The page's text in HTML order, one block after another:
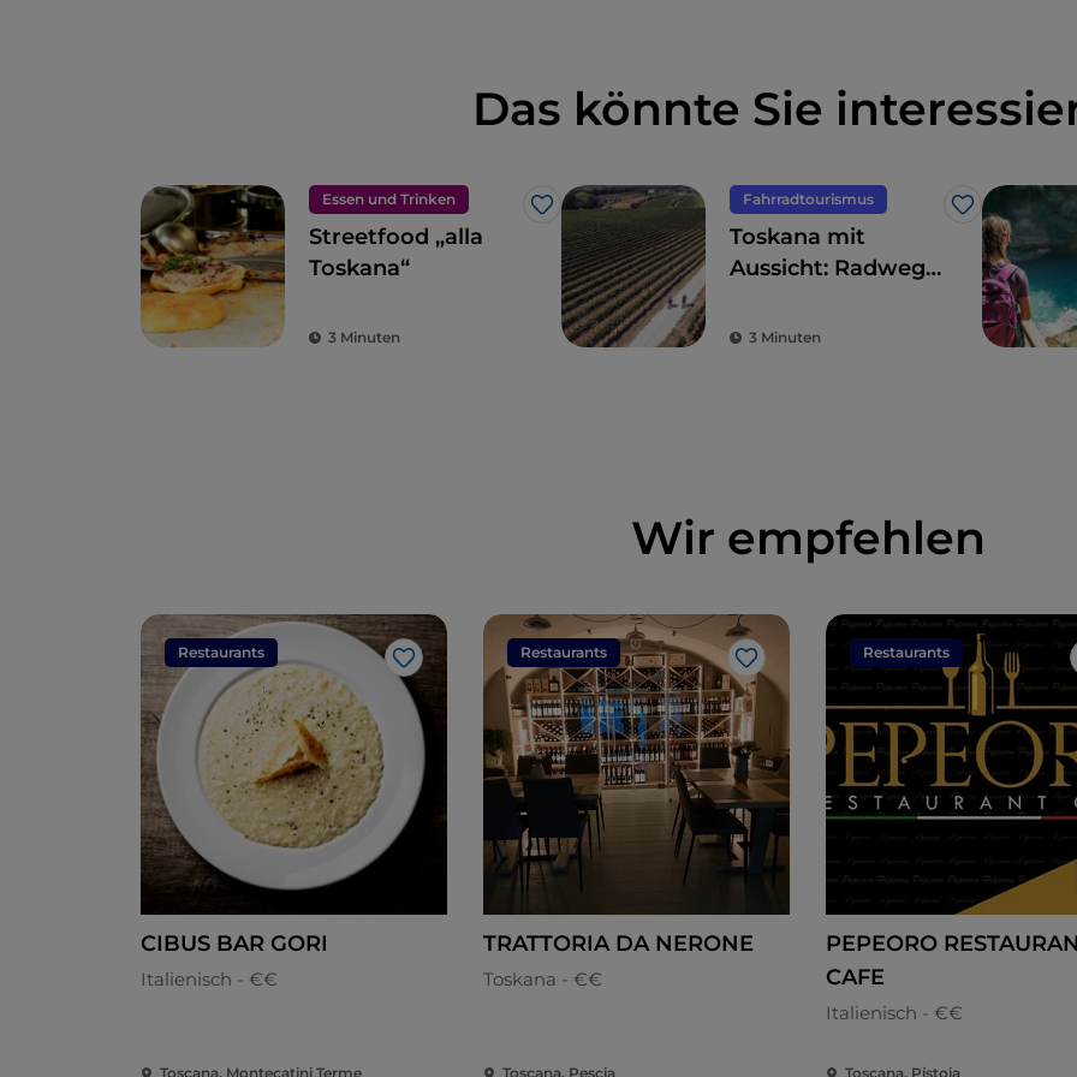
Das könnte Sie
Essen und Trinken
Like
Streetfood „alla
Toskana“
3 Minuten
Fahrradtourismus
Like
Toskana mit
Aussicht: Radwege
atemberaubenden
3 Minuten
Wir empfehlen
Restaurants
Like
CIBUS BAR GORI
Italienisch - €€
Toscana, Montecatini Terme
Restaurants
Like
TRATTORIA DA NERONE
Toskana - €€
Toscana, Pescia
Restaurants
PEPEORO
CAFE
Italienisch - €€
Toscana, Pistoia